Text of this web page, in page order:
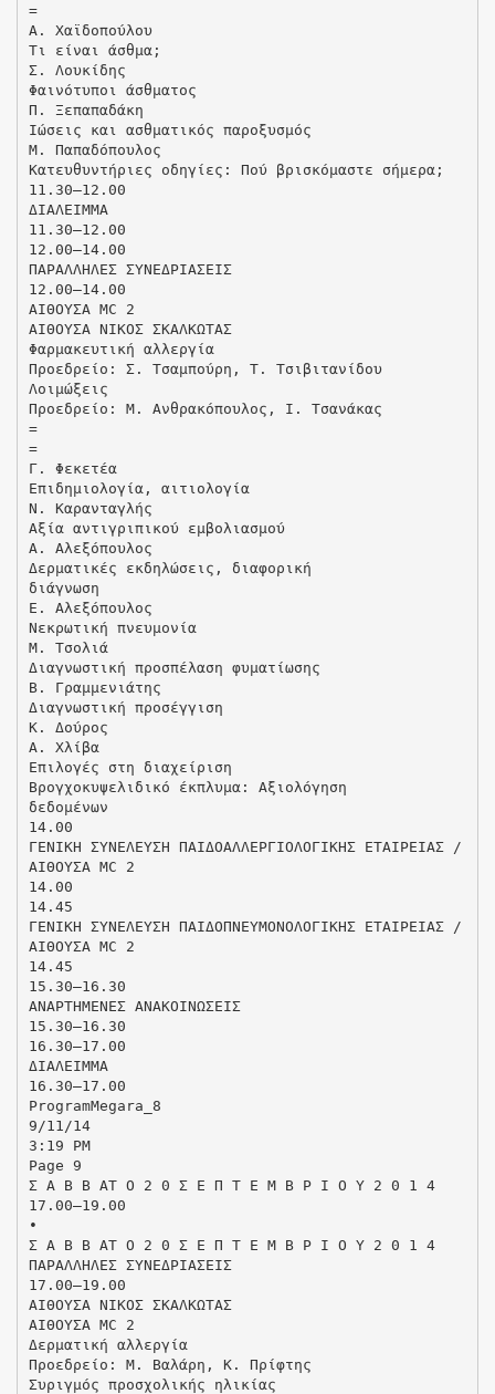
=
Α. Χαϊδοπούλου
Τι είναι άσθμα;
Σ. Λουκίδης
Φαινότυποι άσθματος
Π. Ξεπαπαδάκη
Ιώσεις και ασθματικός παροξυσμός
Μ. Παπαδόπουλος
Κατευθυντήριες οδηγίες: Πού βρισκόμαστε σήμερα;
11.30–12.00
ΔΙΑΛΕΙΜΜΑ
11.30–12.00
12.00–14.00
ΠΑΡΑΛΛΗΛΕΣ ΣΥΝΕΔΡΙΑΣΕΙΣ
12.00–14.00
ΑΙΘΟΥΣΑ MC 2
ΑΙΘΟΥΣΑ ΝΙΚΟΣ ΣΚΑΛΚΩΤΑΣ
Φαρμακευτική αλλεργία
Προεδρείο: Σ. Τσαμπούρη, T. Τσιβιτανίδου
Λοιμώξεις
Προεδρείο: Μ. Ανθρακόπουλος, Ι. Τσανάκας
=
=
Γ. Φεκετέα
Επιδημιολογία, αιτιολογία
Ν. Καρανταγλής
Αξία αντιγριπικού εμβολιασμού
Α. Αλεξόπουλος
Δερματικές εκδηλώσεις, διαφορική
διάγνωση
Ε. Αλεξόπουλος
Νεκρωτική πνευμονία
Μ. Τσολιά
Διαγνωστική προσπέλαση φυματίωσης
Β. Γραμμενιάτης
Διαγνωστική προσέγγιση
Κ. Δούρος
Α. Χλίβα
Επιλογές στη διαχείριση
Βρογχοκυψελιδικό έκπλυμα: Αξιολόγηση
δεδομένων
14.00
ΓΕΝΙΚΗ ΣΥΝΕΛΕΥΣΗ ΠΑΙΔΟΑΛΛΕΡΓΙΟΛΟΓΙΚΗΣ ΕΤΑΙΡΕΙΑΣ /
ΑΙΘΟΥΣΑ MC 2
14.00
14.45
ΓΕΝΙΚΗ ΣΥΝΕΛΕΥΣΗ ΠΑΙΔΟΠΝΕΥΜΟΝΟΛΟΓΙΚΗΣ ΕΤΑΙΡΕΙΑΣ /
ΑΙΘΟΥΣΑ MC 2
14.45
15.30–16.30
ΑΝΑΡΤΗΜΕΝΕΣ ΑΝΑΚΟΙΝΩΣΕΙΣ
15.30–16.30
16.30–17.00
ΔΙΑΛΕΙΜΜΑ
16.30–17.00
ProgramMegara_8
9/11/14
3:19 PM
Page 9
Σ Α Β Β ΑΤ Ο 2 0 Σ Ε Π Τ Ε Μ Β Ρ Ι Ο Υ 2 0 1 4
17.00–19.00
•
Σ Α Β Β ΑΤ Ο 2 0 Σ Ε Π Τ Ε Μ Β Ρ Ι Ο Υ 2 0 1 4
ΠΑΡΑΛΛΗΛΕΣ ΣΥΝΕΔΡΙΑΣΕΙΣ
17.00–19.00
ΑΙΘΟΥΣΑ ΝΙΚΟΣ ΣΚΑΛΚΩΤΑΣ
ΑΙΘΟΥΣΑ MC 2
Δερματική αλλεργία
Προεδρείο: Μ. Βαλάρη, Κ. Πρίφτης
Συριγμός προσχολικής ηλικίας